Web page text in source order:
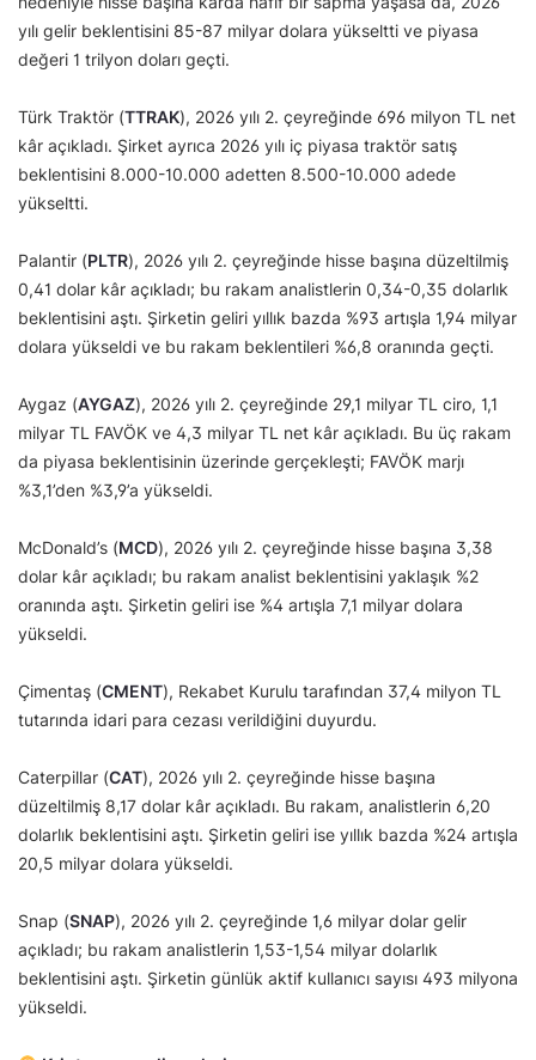
yılı gelir beklentisini 85-87 milyar dolara yükseltti ve piyasa
değeri 1 trilyon doları geçti.
Türk Traktör (TTRAK), 2026 yılı 2. çeyreğinde 696 milyon TL net
kâr açıkladı. Şirket ayrıca 2026 yılı iç piyasa traktör satış
beklentisini 8.000-10.000 adetten 8.500-10.000 adede
yükseltti.
Palantir (PLTR), 2026 yılı 2. çeyreğinde hisse başına düzeltilmiş
0,41 dolar kâr açıkladı; bu rakam analistlerin 0,34-0,35 dolarlık
beklentisini aştı. Şirketin geliri yıllık bazda %93 artışla 1,94 milyar
dolara yükseldi ve bu rakam beklentileri %6,8 oranında geçti.
Aygaz (AYGAZ), 2026 yılı 2. çeyreğinde 29,1 milyar TL ciro, 1,1
milyar TL FAVÖK ve 4,3 milyar TL net kâr açıkladı. Bu üç rakam
da piyasa beklentisinin üzerinde gerçekleşti; FAVÖK marjı
%3,1’den %3,9’a yükseldi.
McDonald’s (MCD), 2026 yılı 2. çeyreğinde hisse başına 3,38
dolar kâr açıkladı; bu rakam analist beklentisini yaklaşık %2
oranında aştı. Şirketin geliri ise %4 artışla 7,1 milyar dolara
yükseldi.
Çimentaş (CMENT), Rekabet Kurulu tarafından 37,4 milyon TL
tutarında idari para cezası verildiğini duyurdu.
Caterpillar (CAT), 2026 yılı 2. çeyreğinde hisse başına
düzeltilmiş 8,17 dolar kâr açıkladı. Bu rakam, analistlerin 6,20
dolarlık beklentisini aştı. Şirketin geliri ise yıllık bazda %24 artışla
20,5 milyar dolara yükseldi.
Snap (SNAP), 2026 yılı 2. çeyreğinde 1,6 milyar dolar gelir
açıkladı; bu rakam analistlerin 1,53-1,54 milyar dolarlık
beklentisini aştı. Şirketin günlük aktif kullanıcı sayısı 493 milyona
yükseldi.